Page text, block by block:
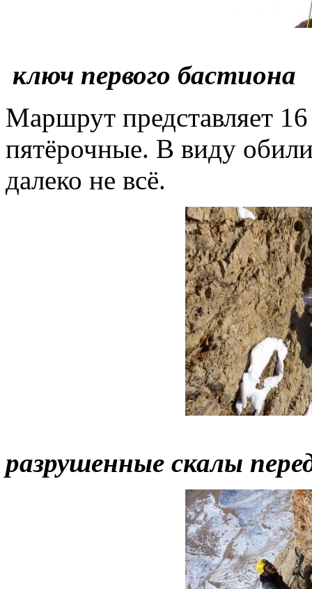
ключ первого бастиона
Маршрут представляет
пятёрочные. В виду
далеко не всё.
разрушенные скалы